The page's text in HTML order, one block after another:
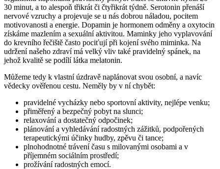
30 minut, a to alespoň třikrát či čtyřikrát týdně. Serotonin přenáší
nervové vzruchy a projevuje se u nás dobrou náladou, pocitem
motivovanosti a energie. Dopamin je hormonem odměny a oxytocin
získáme mazlením a sexuální aktivitou. Maminky jeho vyplavování
do krevního řečiště často pociťují při kojení svého miminka. Na
udržení našeho zdraví má velký vliv také pravidelný spánek, na
jehož kvalitě se podílí látka melatonin.
Můžeme tedy k vlastní úzdravě naplánovat svou osobní, a navíc
vědecky ověřenou cestu. Neměly by v ní chybět:
pravidelné vycházky nebo sportovní aktivity, nejlépe venku;
přiměřený a bezpečný pobyt na slunci;
relaxování a dostatečný odpočinek;
plánování a vyhledávání radostných zážitků, podpořených
terapeutickými účinky hudby, zpěvu či tance;
plnohodnotné trávení času s milovanými osobami a v
příjemném sociálním prostředí;
prožívání radostných emocí.